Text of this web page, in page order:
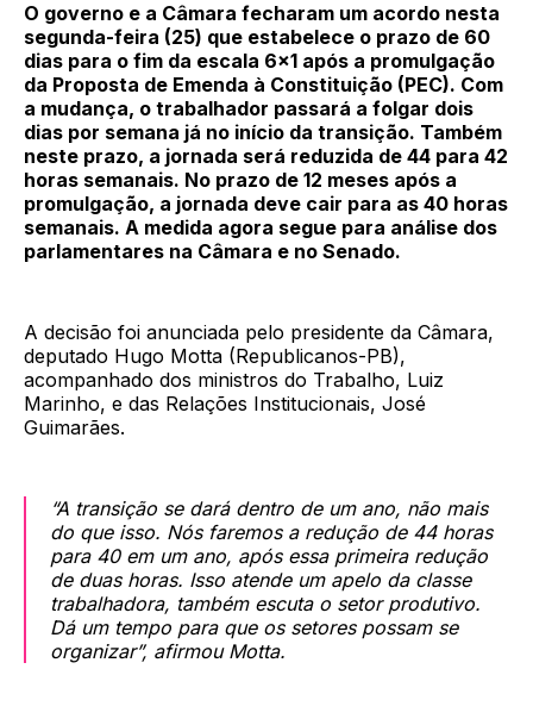
O governo e a Câmara fecharam um acordo nesta
segunda-feira (25) que estabelece o prazo de 60
dias para o fim da escala 6x1 após a promulgação
da Proposta de Emenda à Constituição (PEC). Com
a mudança, o trabalhador passará a folgar dois
dias por semana já no início da transição. Também
neste prazo, a jornada será reduzida de 44 para 42
horas semanais. No prazo de 12 meses após a
promulgação, a jornada deve cair para as 40 horas
semanais. A medida agora segue para análise dos
parlamentares na Câmara e no Senado.
A decisão foi anunciada pelo presidente da Câmara,
deputado Hugo Motta (Republicanos-PB),
acompanhado dos ministros do Trabalho, Luiz
Marinho, e das Relações Institucionais, José
Guimarães.
“A transição se dará dentro de um ano, não mais
do que isso. Nós faremos a redução de 44 horas
para 40 em um ano, após essa primeira redução
de duas horas. Isso atende um apelo da classe
trabalhadora, também escuta o setor produtivo.
Dá um tempo para que os setores possam se
organizar”, afirmou Motta.